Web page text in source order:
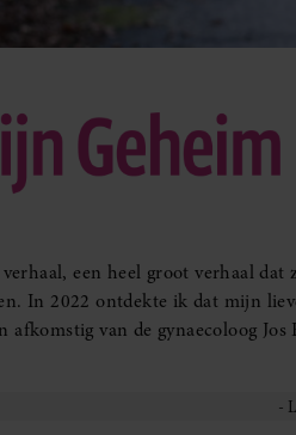
verhaal, een heel groot verhaal
In 2022 ontdekte ik dat mijn
afkomstig van de gynaecoloog